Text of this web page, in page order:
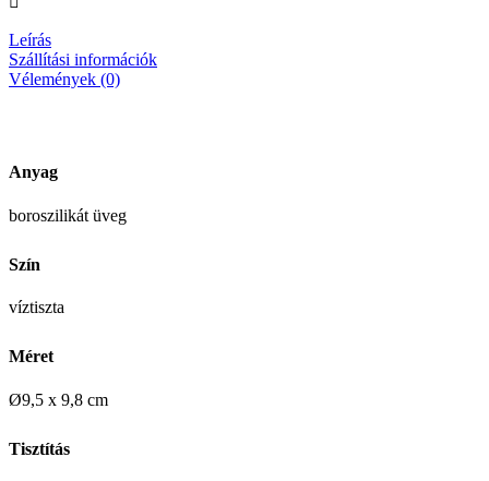
Leírás
Szállítási információk
Vélemények (0)
Anyag
boroszilikát üveg
Szín
víztiszta
Méret
Ø9,5 x 9,8 cm
Tisztítás